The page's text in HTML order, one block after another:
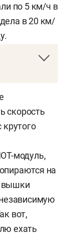
по 5 км/ч в
в 20 км/
ДТП:
скорость
модуль,
на
вышки
вот,
ехать